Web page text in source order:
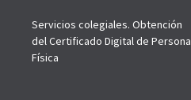
Servicios colegiales. Obtención
del Certificado Digital de Persona
Física